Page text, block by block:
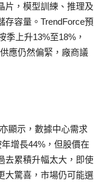
片，模型訓練、推理及
存容量。TrendForce預
季上升13%至18%，
應仍然偏緊，廠商議
顯示，數據中心需求
增長44%，但股價在
去累積升幅太大，即使
大驚喜，市場仍可能選